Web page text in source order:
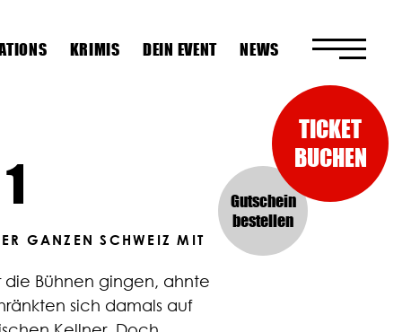
KRIMIS DEIN EVENT NEWS
TICKET
BUCHEN
Gutschein
bestellen
GANZEN SCHWEIZ MIT
die Bühnen gingen, ahnte
sich damals auf